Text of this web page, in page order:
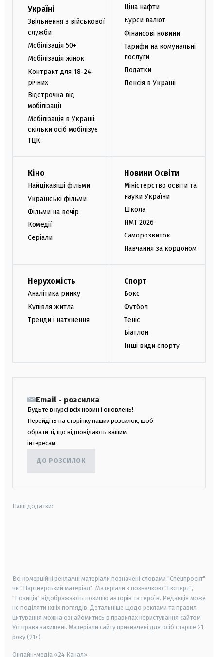
Україні
Звільнення з військової
служби
Мобілізація 50+
Мобілізація жінок
Контракт для 18-24-
річних
Відстрочка від
мобілізації
Мобілізація в Україні:
скільки осіб мобілізує
ТЦК
Ціна нафти
Курси валют
Фінансові новини
Тарифи на комунальні
послуги
Податки
Пенсія в Україні
Кіно
Найцікавіші фільми
Українські фільми
Фільми на вечір
Комедії
Серіали
Новини Освіти
Міністерство освіти та
науки України
Школа
НМТ 2026
Саморозвиток
Навчання за кордоном
Нерухомість
Аналітика ринку
Купівля житла
Тренди і натхнення
Спорт
Бокс
Футбол
Теніс
Біатлон
Інші види спорту
Email - розсилка
Будьте в курсі всіх новин і оновлень!
Перейдіть на сторінку наших розсилок, щоб
обрати ті, що відповідають вашим
інтересам.
ДО РОЗСИЛОК
Наші додатки:
Всі комерційні рекламні матеріали позначені словами "Спецпроєкт"
чи "Партнерський матеріал". Матеріали з позначкою "Експерт",
"Позиція" відображають позицію авторів та героїв. Редакція може
не поділяти їхніх поглядів. Детальніше щодо реклами та правил
цитування можна ознайомитись в правилах користування сайтом.
Усі права захищені. Матеріали сайту призначені для осіб старше 21
року (21+)
Онлайн-медіа «24 Канал»